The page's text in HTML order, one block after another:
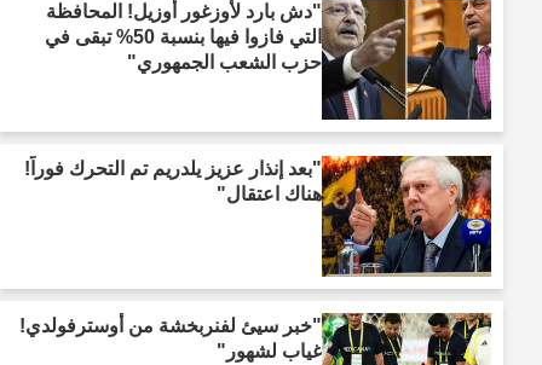
"دش بارد لأوزغور أوزيل! المحافظة
التي فازوا فيها بنسبة 50% تبقى في
حزب الشعب الجمهوري"
"بعد إنذار عزيز يلدريم تم التحرك فوراً!
هناك اعتقال"
"خبر سيئ لفنربخشة من أوسترفولدي!
غياب لشهور"